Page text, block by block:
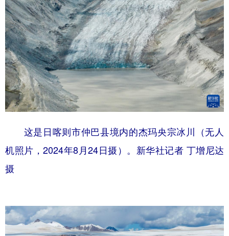
这是日喀则市仲巴县境内的杰玛央宗冰川（无人
机照片，2024年8月24日摄）。新华社记者 丁增尼达
摄